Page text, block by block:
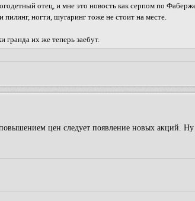
отец, и мне это новость как серпом по
ногти, шугаринг тоже не стоит на месте.
их же теперь заебут.
цен следует появление новых акций.